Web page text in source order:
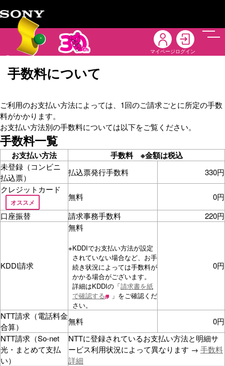
マイページ ログイン
メニ
手数料について
ご利用のお支払い方法によっては、1回のご請求ごとに所定の手数
料がかかります。
お支払い方法別の手数料については以下をご覧ください。
手数料一覧
お支払い方法 手数料 ※金額は税込
未登録（コンビニ
払込票）
払込票発行手数料
330円
クレジットカード
オススメ
無料
0円
口座振替
請求事務手数料 220円
KDDI請求
無料
※KDDIでお支払い方法が設定
されていない場合など、お手
続き状況によっては手数料が
かかる場合がございます。
詳細はKDDIの「請求書を紙
で確認する
」をご確認くだ
さい。
0円
NTT請求（電話料金
合算）
無料
0円
NTT請求（So-net
光・まとめて支払
い）
NTTに登録されているお支払い方法と明細サ
ービス利用状況によって異なります → 手数料
詳細